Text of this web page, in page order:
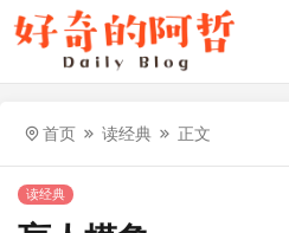
首页 读经典 正文
读经典